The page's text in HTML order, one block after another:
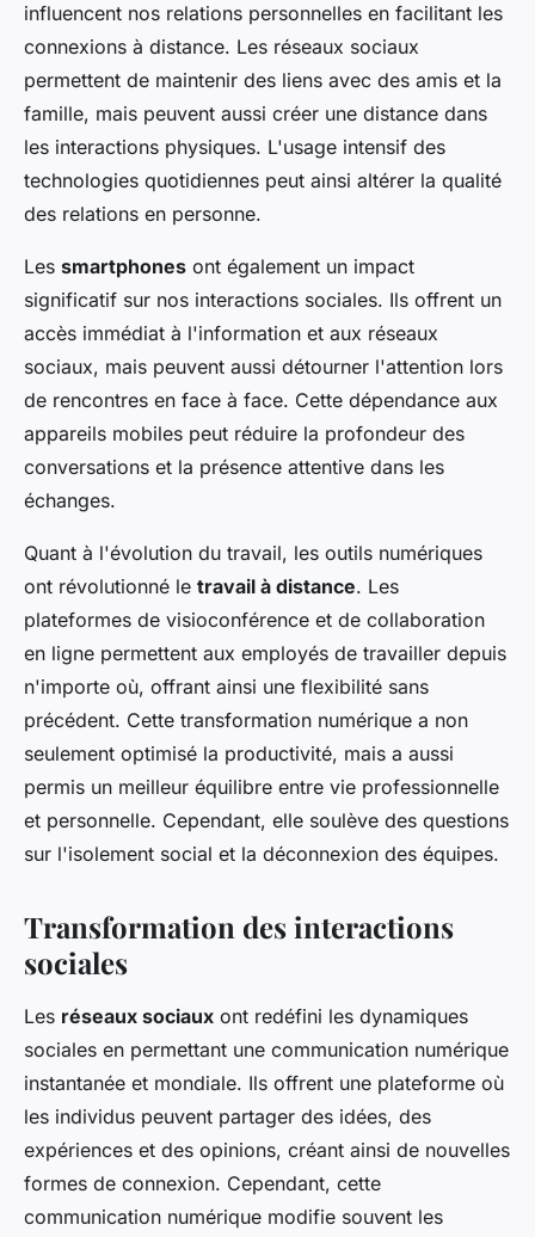
influencent nos relations personnelles en facilitant les
connexions à distance. Les réseaux sociaux
permettent de maintenir des liens avec des amis et la
famille, mais peuvent aussi créer une distance dans
les interactions physiques. L'usage intensif des
technologies quotidiennes peut ainsi altérer la qualité
des relations en personne.
Les smartphones ont également un impact
significatif sur nos interactions sociales. Ils offrent un
accès immédiat à l'information et aux réseaux
sociaux, mais peuvent aussi détourner l'attention lors
de rencontres en face à face. Cette dépendance aux
appareils mobiles peut réduire la profondeur des
conversations et la présence attentive dans les
échanges.
Quant à l'évolution du travail, les outils numériques
ont révolutionné le travail à distance. Les
plateformes de visioconférence et de collaboration
en ligne permettent aux employés de travailler depuis
n'importe où, offrant ainsi une flexibilité sans
précédent. Cette transformation numérique a non
seulement optimisé la productivité, mais a aussi
permis un meilleur équilibre entre vie professionnelle
et personnelle. Cependant, elle soulève des questions
sur l'isolement social et la déconnexion des équipes.
Transformation des interactions
sociales
Les réseaux sociaux ont redéfini les dynamiques
sociales en permettant une communication numérique
instantanée et mondiale. Ils offrent une plateforme où
les individus peuvent partager des idées, des
expériences et des opinions, créant ainsi de nouvelles
formes de connexion. Cependant, cette
communication numérique modifie souvent les